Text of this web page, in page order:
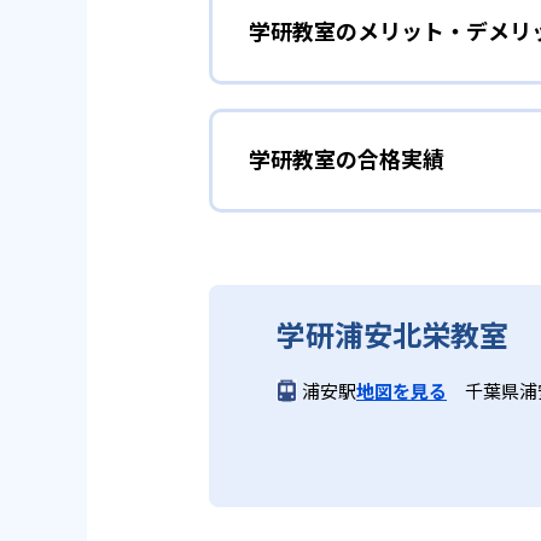
02 生徒それ
学研教室の個別指導では、生徒
画を設計する。また、生徒そ
ルステップの教材となっている
03 週2回の教
学研教室では、週2回の教室学
供し、学習の習慣化と学力の定
学研教室は、生徒の「わかった
しており、わからない問題があ
「見える力」だけでなく、学習
を向上させたい人に向いている。
てて考える力の育成を、国語で
り離さず、くり返し学習と毎
る。
長時間の勉強が苦手な人向
学研教室では、小学生について
る時間が通常「学年×10分±10
学研教室のメリット・デメリ
どんなメリットがある？
学研教室が持つ最大のメリット
教材を使用している点だ。この
ら応用まで、少しずつステップ
ている。
学研教室の先生は、研修会や勉
いう理念のもとで生徒一人ひと
ら学習をスタートする。この指
は、最新の教育情報にも精通し
学研教室では、楽しく生き生き
学研教室の合格実績
学研教室の合格実績は、公式サ
学研浦安北栄教室
浦安駅地図を見る 千葉県